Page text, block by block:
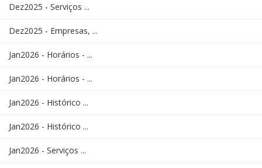
Dez2025 - Serviços ...
Dez2025 - Empresas, ...
Jan2026 - Horários - ...
Jan2026 - Horários - ...
Jan2026 - Histórico ...
Jan2026 - Histórico ...
Jan2026 - Serviços ...